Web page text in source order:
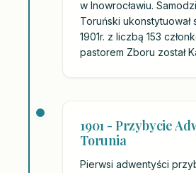
w Inowrocławiu.
Toruński ukonstytuował
1901r. z liczbą 153
pastorem Zboru został
1901 - Przybycie
Torunia
Pierwsi adwentyści